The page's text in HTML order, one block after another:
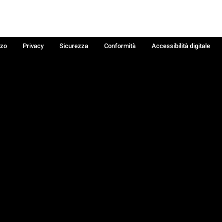
Privacy Sicurezza Conformità
Accessibilità digitale